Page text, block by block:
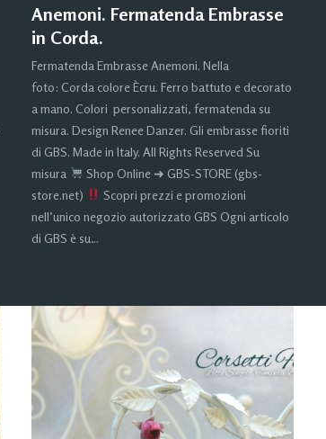
Anemoni. Fermatenda Embrasse
in Corda.
Fermatenda Embrasse Anemoni. Nella
foto: Corda colore Ècru. Ferro battuto e decorato
a mano. Colori personalizzati, fermatenda su
misura. Design Renee Danzer. Gli embrasse fioriti
di GBS. Made in Italy. All Rights Reserved Su
misura
Shop Online ➜ GBS-STORE (gbs-
store.net)
Scopri prezzi e promozioni
nell’unico negozio autorizzato GBS Ogni articolo
di GBS è su…